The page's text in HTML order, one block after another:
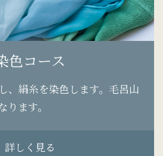
色コース
、絹糸を染色します。毛呂山
ます。
詳しく見る